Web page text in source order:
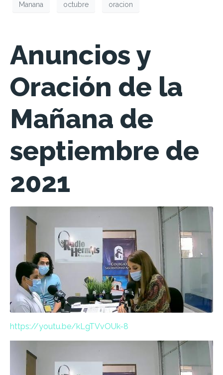
Manana octubre oracion
Anuncios y
Oración de la
Mañana de
septiembre de
2021
https://youtu.be/kLgTVvOUk-8